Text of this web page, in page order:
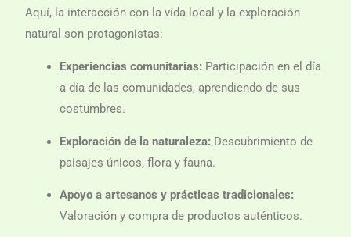
Aquí, la interacción con la vida local y la exploración
natural son protagonistas:
Experiencias comunitarias: Participación en el día
a día de las comunidades, aprendiendo de sus
costumbres.
Exploración de la naturaleza: Descubrimiento de
paisajes únicos, flora y fauna.
Apoyo a artesanos y prácticas tradicionales:
Valoración y compra de productos auténticos.